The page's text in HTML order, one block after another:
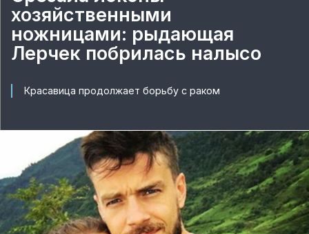
хозяйственными
ножницами: рыдающая
Лерчек побрилась налысо
Красавица продолжает борьбу с раком